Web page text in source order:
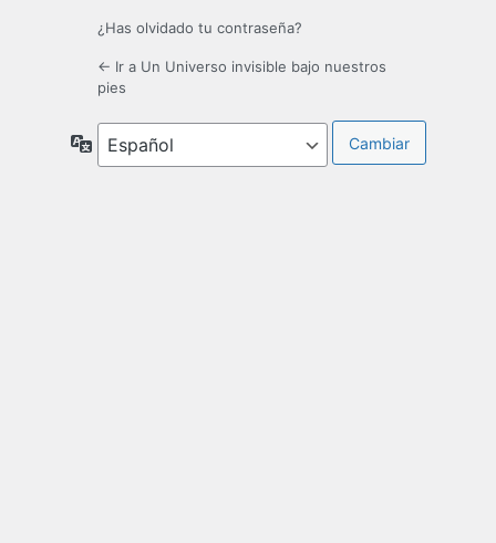
¿Has olvidado tu contraseña?
← Ir a Un Universo invisible bajo nuestros
pies
Idioma